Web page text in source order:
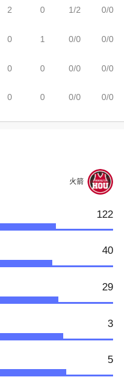
2
0
0
0
0
1
0
0
1/2
0/0
0/0
0/0
0/0
0/0
0/0
0/0
火箭
122
40
29
3
5